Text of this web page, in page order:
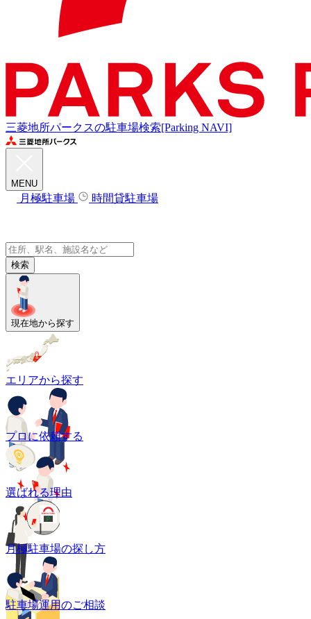
三菱地所パークスの駐車場検索[Parking NAVI]
MENU
月極駐車場 時間貸駐車場
検索
現在地から探す
エリアから探す
プロに依頼する
選ばれる理由
月極駐車場の探し方
駐車場運用のご相談